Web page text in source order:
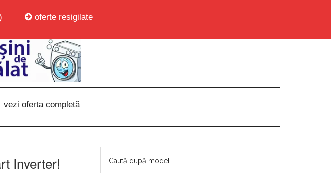
oferte resigilate
vezi oferta completă
Inverter!